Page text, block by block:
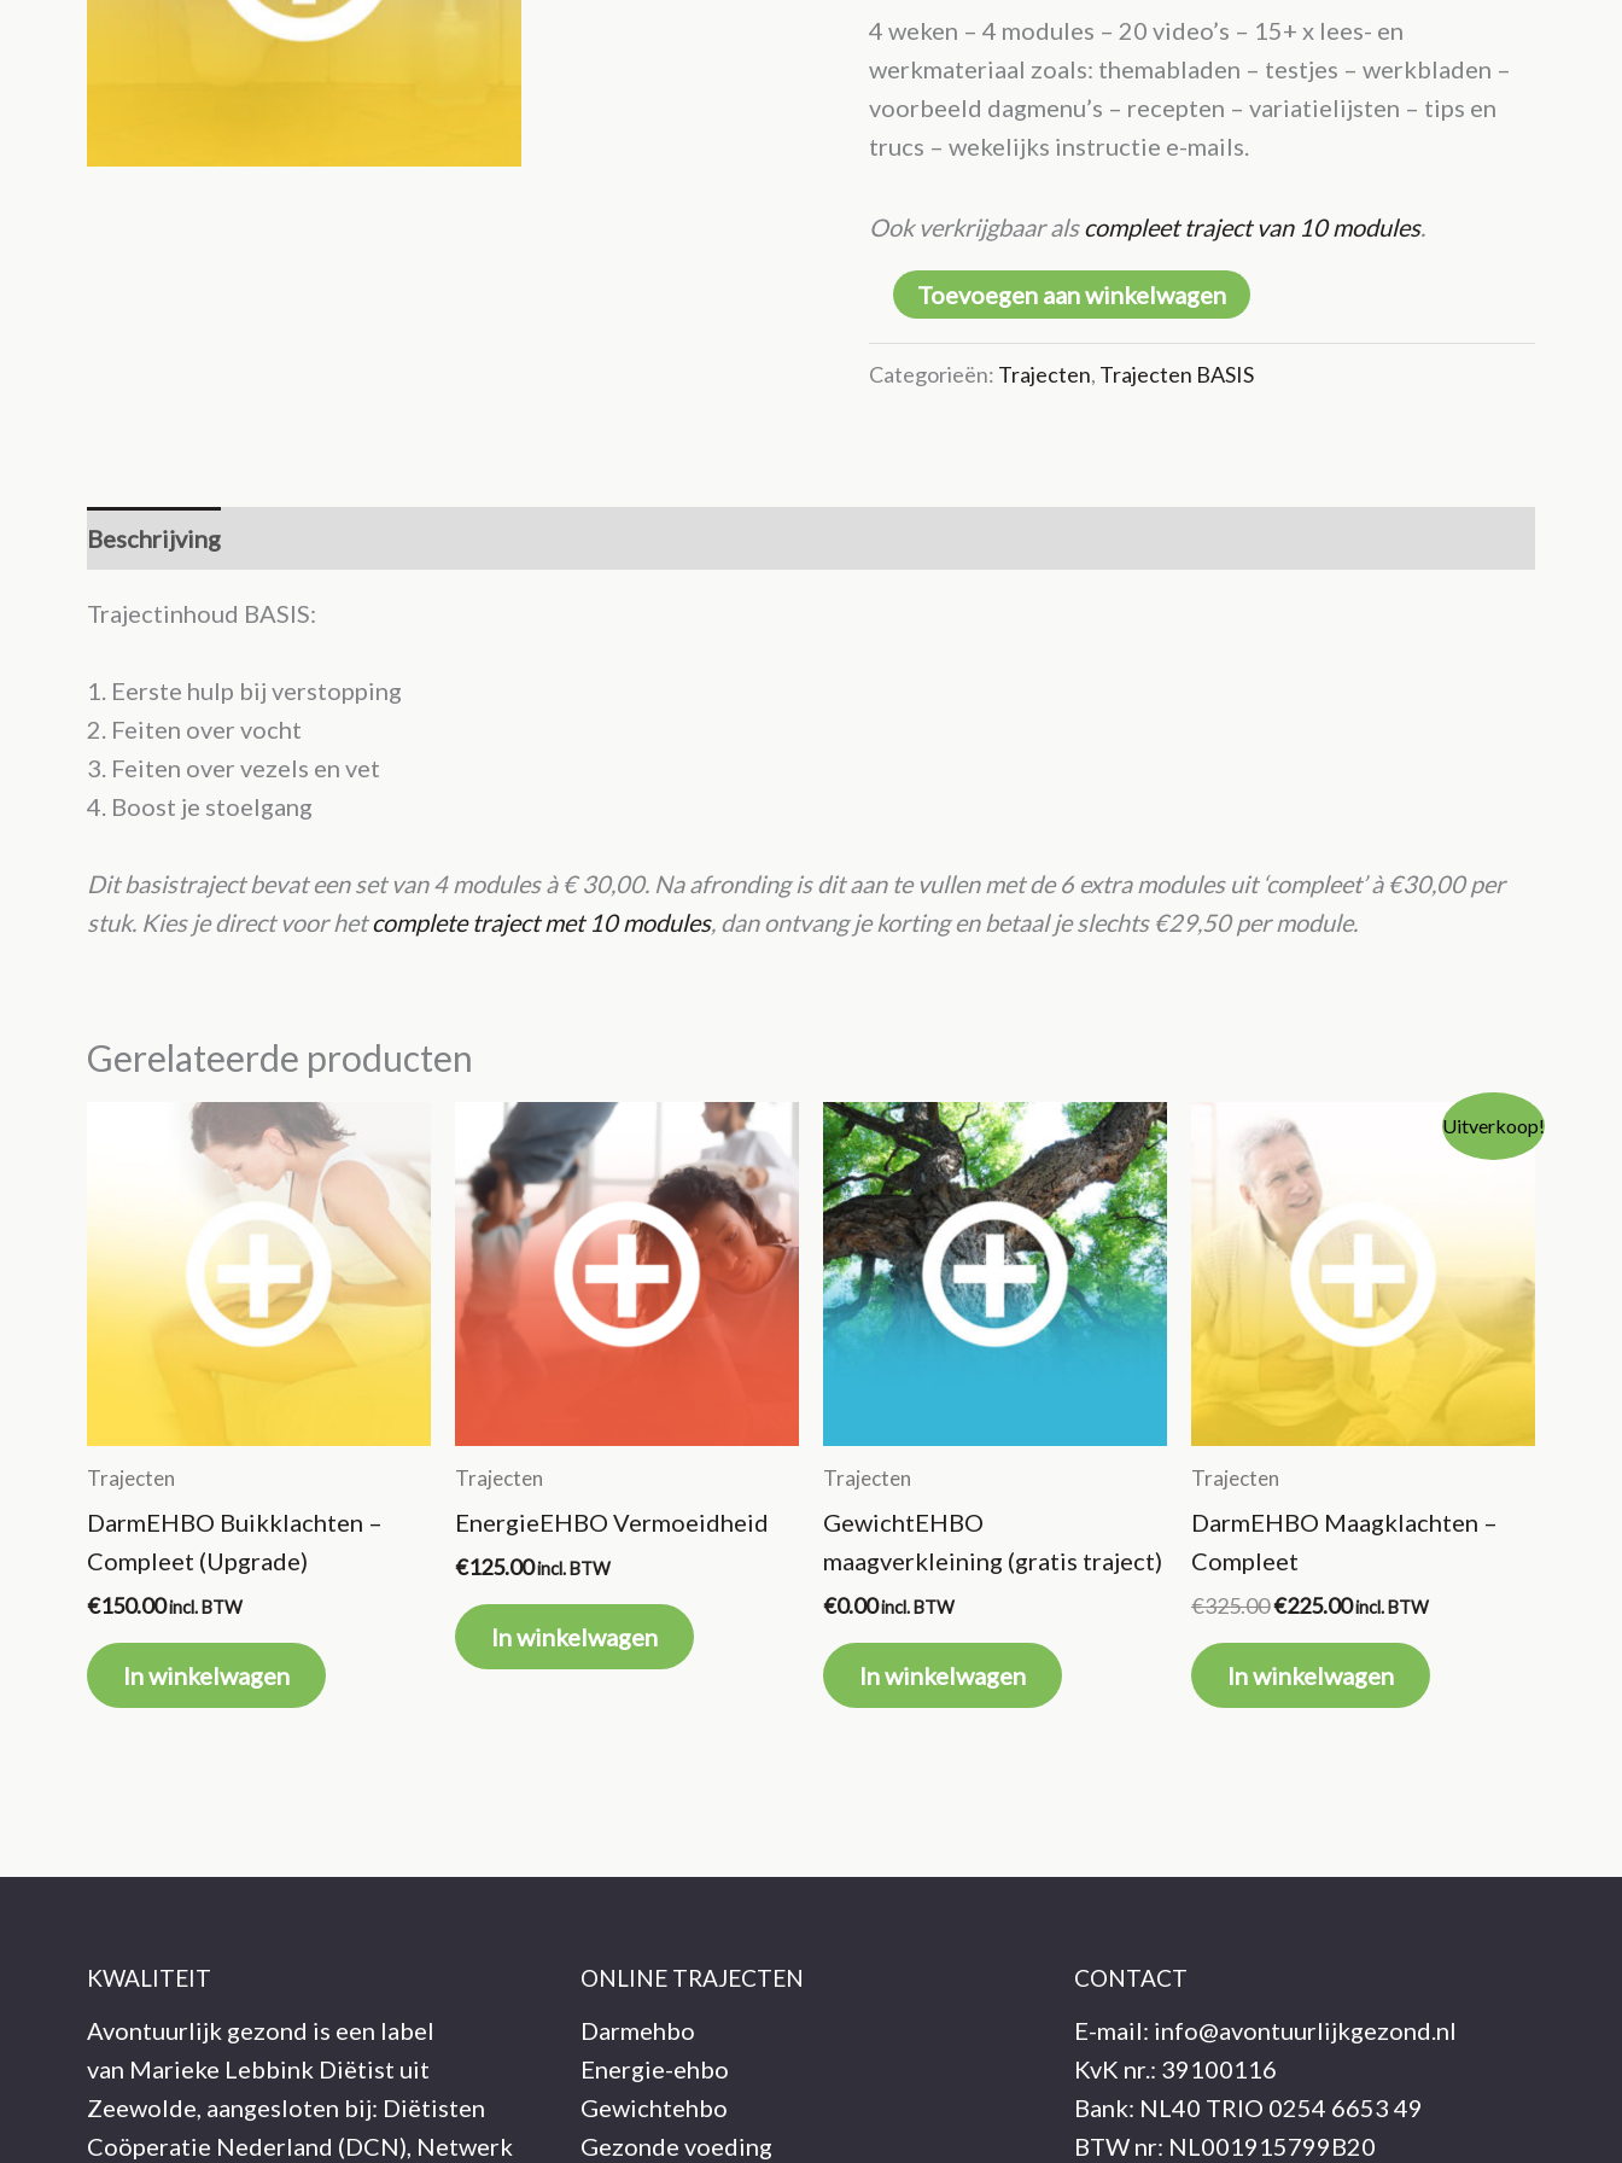
4 weken – 4 modules – 20 video’s – 15+ x lees- en
werkmateriaal zoals: themabladen – testjes – werkbladen –
voorbeeld dagmenu’s – recepten – variatielijsten – tips en
trucs – wekelijks instructie e-mails.
Ook verkrijgbaar alscompleet traject van 10 modules.
DarmEHBO
Verstopping
–
Toevoegen aan winkelwagen
Categorieën: Trajecten, Trajecten BASIS
Beschrijving
Trajectinhoud BASIS:
1. Eerste hulp bij verstopping
2. Feiten over vocht
3. Feiten over vezels en vet
4. Boost je stoelgang
Dit basistraject bevat een set van 4 modules à € 30,00. Na afronding is dit aan te vullen met de 6 extra modules uit ‘compleet’ à €30,00 per
stuk. Kies je direct voor hetcomplete traject met 10 modules, dan ontvang je korting en betaal je slechts €29,50 per module.
Gerelateerde producten
Trajecten
DarmEHBO Buikklachten –
Compleet (Upgrade)
€150.00incl. BTW
In winkelwagen
Trajecten
EnergieEHBO Vermoeidheid
€125.00incl. BTW
In winkelwagen
Trajecten
GewichtEHBO
maagverkleining (gratis traject)
€0.00incl. BTW
In winkelwagen
Uitverkoop!
Trajecten
DarmEHBO Maagklachten –
Compleet
€325.00Oorspronkelijke
€325.00.
€225.00Huidige
€225.00.
incl. BTW
In winkelwagen
KWALITEIT
Avontuurlijk gezond is een label
van Marieke Lebbink Diëtist uit
Zeewolde, aangesloten bij: Diëtisten
Coöperatie Nederland (DCN), Netwerk
ONLINE TRAJECTEN
Darmehbo
Energie-ehbo
Gewichtehbo
Gezonde voeding
CONTACT
E-mail: info@avontuurlijkgezond.nl
KvK nr.: 39100116
Bank: NL40 TRIO 0254 6653 49
BTW nr: NL001915799B20